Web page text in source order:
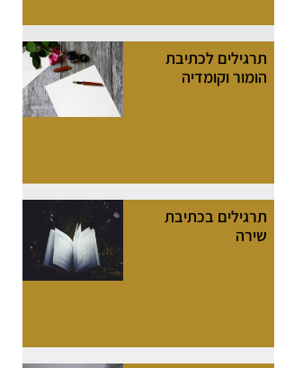
תרגילים לכתיבת
הומור וקומדיה
תרגילים בכתיבת
שירה